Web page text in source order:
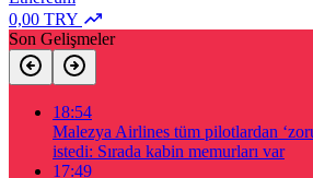
0,00 TRY
Son Gelişmeler
18:54
Malezya Airlines tüm pilotlardan
istedi: Sırada kabin memurları var
17:49